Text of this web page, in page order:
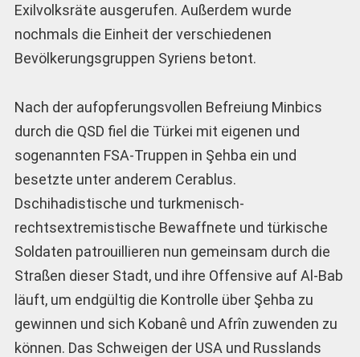
Exilvolksräte ausgerufen. Außerdem wurde
nochmals die Einheit der verschiedenen
Bevölkerungsgruppen Syriens betont.
Nach der aufopferungsvollen Befreiung Minbics
durch die QSD fiel die Türkei mit eigenen und
sogenannten FSA-Truppen in Şehba ein und
besetzte unter anderem Cerablus.
Dschihadistische und turkmenisch-
rechtsextremistische Bewaffnete und türkische
Soldaten patrouillieren nun gemeinsam durch die
Straßen dieser Stadt, und ihre Offensive auf Al-Bab
läuft, um endgültig die Kontrolle über Şehba zu
gewinnen und sich Kobanê und Afrîn zuwenden zu
können. Das Schweigen der USA und Russlands